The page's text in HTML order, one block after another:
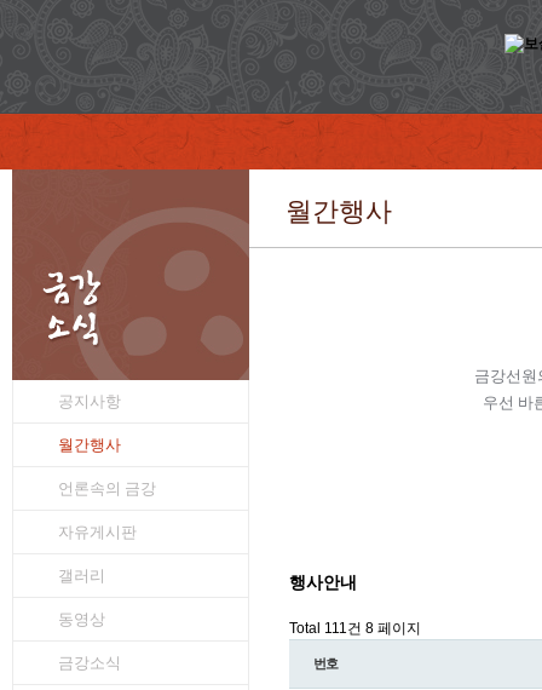
공지사항
월간행사
언론속의 금강
자유게시판
갤러리
동영상
금강소식
월간행사
금강선원
우선 바
행사안내
Total 111건 8 페이지
번호